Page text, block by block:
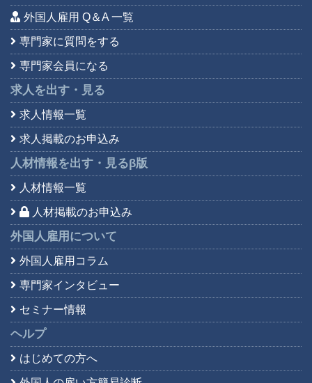
外国人雇用 Q＆A 一覧
専門家に質問をする
専門家会員になる
求人を出す・見る
求人情報一覧
求人掲載のお申込み
人材情報を出す・見るβ版
人材情報一覧
人材掲載のお申込み
外国人雇用について
外国人雇用コラム
専門家インタビュー
セミナー情報
ヘルプ
はじめての方へ